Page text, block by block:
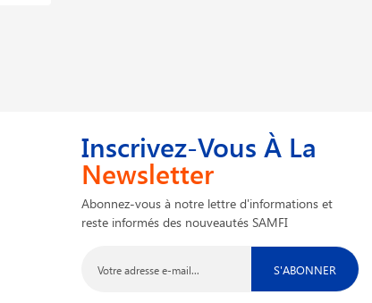
Inscrivez-Vous À La
Newsletter
Abonnez-vous à notre lettre d'informations et
reste informés des nouveautés SAMFI
S'ABONNER